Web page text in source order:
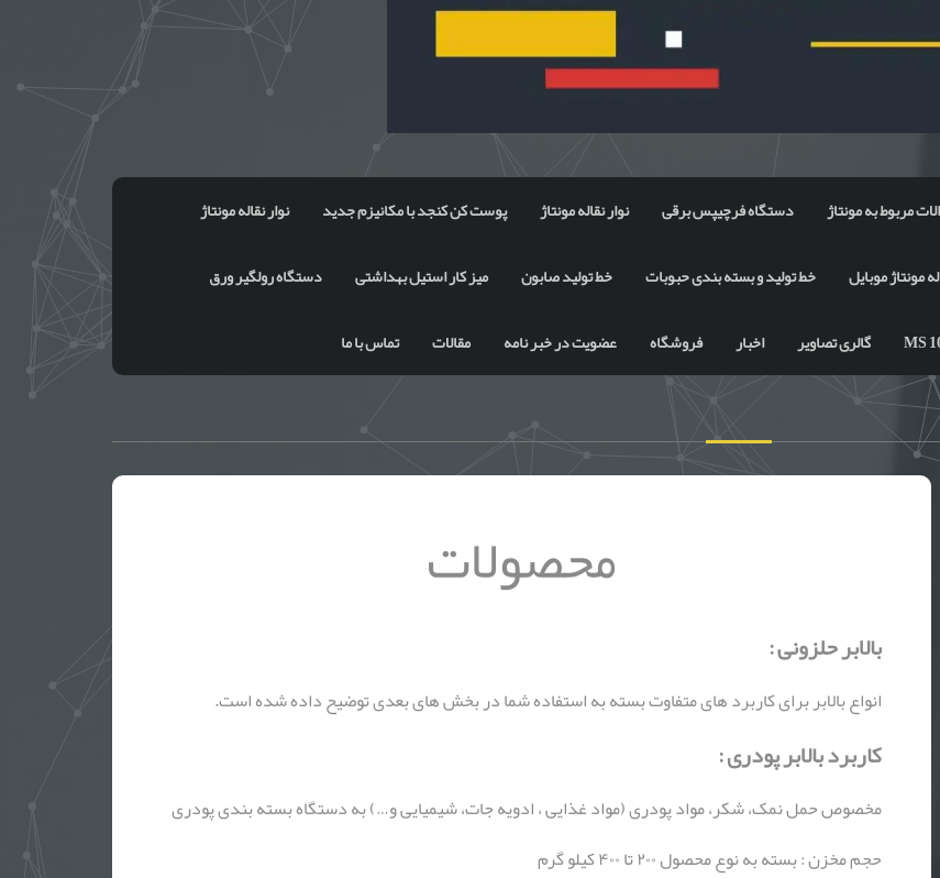
مربوط به مونتاژ دستگاه فرچیپس برقی نوار نقاله مونتاژ پوست کن کنجد با مکانیزم جدید نوار نقاله مونتاژ
مونتاژ موبایل خط تولید و بسته بندی حبوبات خط تولید صابون میز کار استیل بهداشتی دستگاه رولگیر ورق
گالری تصاویر اخبار فروشگاه عضویت در خبر نامه مقالات تماس با ما
محصولات
بالابر حلزونی :
انواع بالابر برای کاربرد های متفاوت بسته به استفاده شما در بخش های بعدی توضیح داده شده است.
کاربرد بالابر پودری :
مخصوص حمل نمک، شکر، مواد پودری (مواد غذایی ، ادویه جات، شیمیایی و…) به دستگاه بسته بندی پودری
حجم مخزن : بسته به نوع محصول ۲۰۰ تا ۴۰۰ کیلو گرم